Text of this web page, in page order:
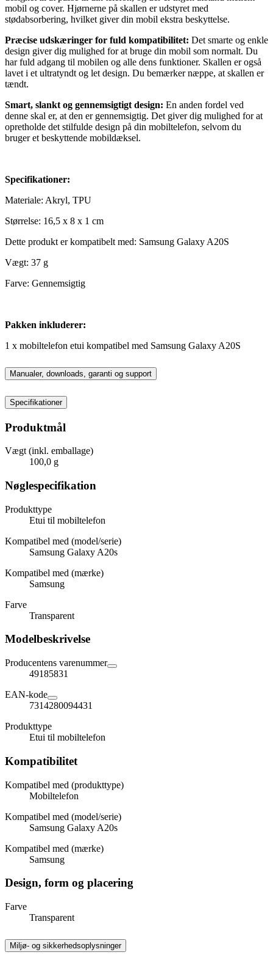
mobil og cover. Hjørnerne på skallen er udstyret med
stødabsorbering, hvilket giver din mobil ekstra beskyttelse.
Præcise udskæringer for fuld kompatibilitet: Det smarte og enkle
design giver dig mulighed for at bruge din mobil som normalt. Du
har fuld adgang til mobilen og alle dens funktioner. Skallen er også
lavet i et ultratyndt og let design. Du bemærker næppe, at skallen er
tændt.
Smart, slankt og gennemsigtigt design: En anden fordel ved
denne skal er, at den er gennemsigtig. Det giver dig mulighed for at
opretholde det stilfulde design på din mobiltelefon, selvom du
bruger et beskyttende mobildæksel.
Specifikationer:
Materiale: Akryl, TPU
Størrelse: 16,5 x 8 x 1 cm
Dette produkt er kompatibelt med: Samsung Galaxy A20S
Vægt: 37 g
Farve: Gennemsigtig
Pakken inkluderer:
1 x mobiltelefon etui kompatibel med Samsung Galaxy A20S
Manualer, downloads, garanti og support
Specifikationer
Produktmål
Vægt (inkl. emballage)
100,0 g
Nøglespecifikation
Produkttype
Etui til mobiltelefon
Kompatibel med (model/serie)
Samsung Galaxy A20s
Kompatibel med (mærke)
Samsung
Farve
Transparent
Modelbeskrivelse
Producentens varenummer
49185831
EAN-kode
7314280094431
Produkttype
Etui til mobiltelefon
Kompatibilitet
Kompatibel med (produkttype)
Mobiltelefon
Kompatibel med (model/serie)
Samsung Galaxy A20s
Kompatibel med (mærke)
Samsung
Design, form og placering
Farve
Transparent
Miljø- og sikkerhedsoplysninger